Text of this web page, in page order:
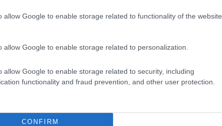
allow Google to enable storage related to functionality of the website
allow Google to enable storage related to personalization.
allow Google to enable storage related to security, including
functionality and fraud prevention, and other user protection.
CONFIRM
tuttaquesta cattiveria mi fa
nei confronti del mio peggior
Lucarelli, che invece fortunatamente
mostruoso. E se pensate che non vi
hanno un’esistenza social. Diamoci